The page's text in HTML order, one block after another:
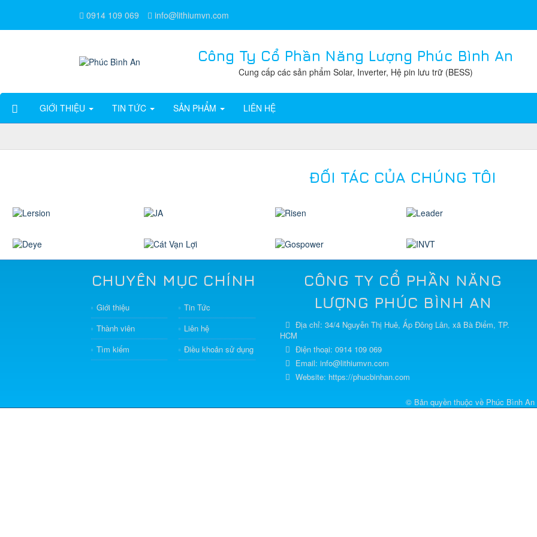
0914 109 069 info@lithiumvn.com
Công Ty Cổ Phần Năng Lượng Phúc Bình An
Cung cấp các sản phẩm Solar, Inverter, Hệ pin lưu trữ (BESS)
GIỚI THIỆU TIN TỨC SẢN PHẨM LIÊN HỆ
ĐỐI TÁC CỦA CHÚNG TÔI
CHUYÊN MỤC CHÍNH
Giới thiệu
Tin Tức
Thành viên
Liên hệ
Tìm kiếm
Điều khoản sử dụng
CÔNG TY CỔ PHẦN NĂNG
LƯỢNG PHÚC BÌNH AN
Địa chỉ: 34/4 Nguyễn Thị Huê, Ấp Đông Lân, xã Bà Điểm, TP.
HCM
Điện thoại: 0914 109 069
Email: info@lithiumvn.com
Website: https://phucbinhan.com
© Bản quyền thuộc về Phúc Bình An